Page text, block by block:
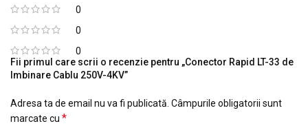
0
0
0
Fii primul care scrii o recenzie pentru „Conector Rapid LT-33 de
Imbinare Cablu 250V-4KV”
Adresa ta de email nu va fi publicată. Câmpurile obligatorii sunt
marcate cu *